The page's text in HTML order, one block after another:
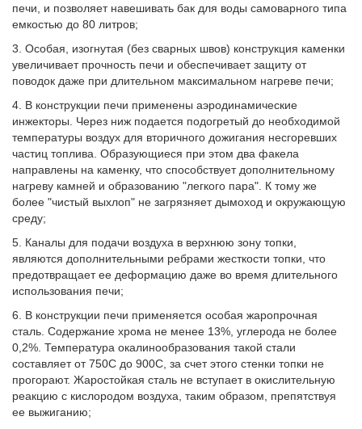
печи, и позволяет навешивать бак для воды самоварного типа
емкостью до 80 литров;
3. Особая, изогнутая (без сварных швов) конструкция каменки
увеличивает прочность печи и обеспечивает защиту от
поводок даже при длительном максимальном нагреве печи;
4. В конструкции печи применены аэродинамические
инжекторы. Через ниж подается подогретый до необходимой
температуры воздух для вторичного дожигания несгоревших
частиц топлива. Образующиеся при этом два факела
направлены на каменку, что способствует дополнительному
нагреву камней и образованию "легкого пара". К тому же
более "чистый выхлоп" не загрязняет дымоход и окружающую
среду;
5. Каналы для подачи воздуха в верхнюю зону топки,
являются дополнительными ребрами жесткости топки, что
предотвращает ее деформацию даже во время длительного
использования печи;
6. В конструкции печи применяется особая жаропрочная
сталь. Содержание хрома не менее 13%, углерода не более
0,2%. Температура окалинообразования такой стали
составляет от 750С до 900С, за счет этого стенки топки не
прогорают. Жаростойкая сталь не вступает в окислительную
реакцию с кислородом воздуха, таким образом, препятствуя
ее выжиганию;